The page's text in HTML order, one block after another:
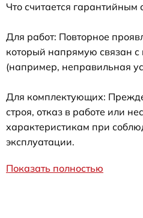
Что считается гарантийным
Для работ: Повторное
который напрямую связан
(например, неправильная
Для комплектующих:
строя, отказ в работе или
характеристикам при
эксплуатации.
Показать полностью